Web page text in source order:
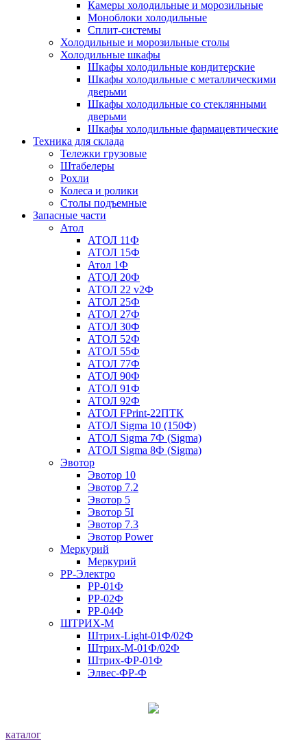
Камеры холодильные и морозильные
Моноблоки холодильные
Сплит-системы
Холодильные и морозильные столы
Холодильные шкафы
Шкафы холодильные кондитерские
Шкафы холодильные с металлическими
дверьми
Шкафы холодильные со стеклянными
дверьми
Шкафы холодильные фармацевтические
Техника для склада
Тележки грузовые
Штабелеры
Рохли
Колеса и ролики
Столы подъемные
Запасные части
Атол
АТОЛ 11Ф
АТОЛ 15Ф
Атол 1Ф
АТОЛ 20Ф
АТОЛ 22 v2Ф
АТОЛ 25Ф
АТОЛ 27Ф
АТОЛ 30Ф
АТОЛ 52Ф
АТОЛ 55Ф
АТОЛ 77Ф
АТОЛ 90Ф
АТОЛ 91Ф
АТОЛ 92Ф
АТОЛ FPrint-22ПТК
АТОЛ Sigma 10 (150Ф)
АТОЛ Sigma 7Ф (Sigma)
АТОЛ Sigma 8Ф (Sigma)
Эвотор
Эвотор 10
Эвотор 7.2
Эвотор 5
Эвотор 5I
Эвотор 7.3
Эвотор Power
Меркурий
Меркурий
РР-Электро
РР-01Ф
РР-02Ф
РР-04Ф
ШТРИХ-М
Штрих-Light-01Ф/02Ф
Штрих-М-01Ф/02Ф
Штрих-ФР-01Ф
Элвес-ФР-Ф
каталог